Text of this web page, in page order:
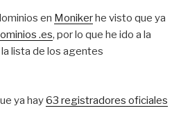
en Monikerhe visto que ya
.es, por lo que he ido a la
la lista de los agentes
ya hay63 registradores oficiales